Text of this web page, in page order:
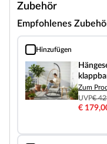
Zubehör
Empfohlenes
Hinzufügen
Hängesessel mit Gestell
Zum
UVP€
€